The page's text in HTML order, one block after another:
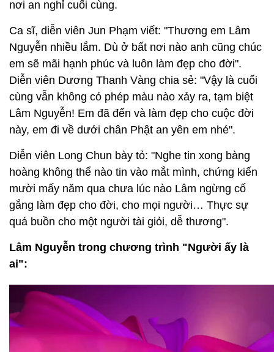
nơi an nghỉ cuối cùng.
Ca sĩ, diễn viên Jun Phạm viết: "Thương em Lâm
Nguyễn nhiều lắm. Dù ở bất nơi nào anh cũng chúc
em sẽ mãi hạnh phúc và luôn làm đẹp cho đời".
Diễn viên Dương Thanh Vàng chia sẻ: "Vậy là cuối
cùng vẫn không có phép màu nào xảy ra, tạm biệt
Lâm Nguyễn! Em đã đến và làm đẹp cho cuộc đời
này, em đi về dưới chân Phật an yên em nhé".
Diễn viên Long Chun bày tỏ: "Nghe tin xong bàng
hoàng không thể nào tin vào mắt mình, chứng kiến
mười mấy năm qua chưa lúc nào Lâm ngừng cố
gắng làm đẹp cho đời, cho mọi người… Thực sự
quá buồn cho một người tài giỏi, dễ thương".
Lâm Nguyễn trong chương trình "Người ấy là
ai":